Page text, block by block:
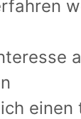
einen